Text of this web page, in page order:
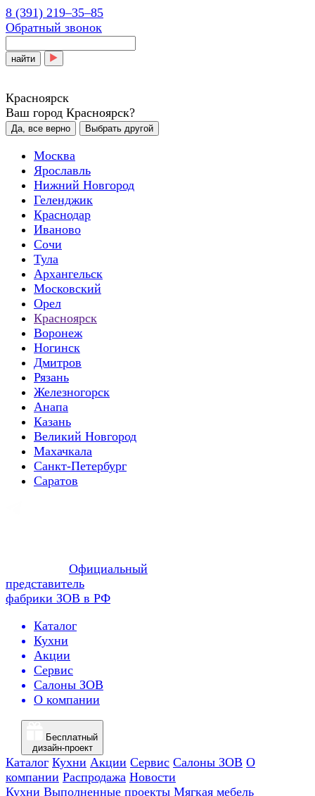
8 (391) 219‒35‒85
Обратный звонок
найти
Красноярск
Ваш город Красноярск?
Да, все верно Выбрать другой
Москва
Ярославль
Нижний Новгород
Геленджик
Краснодар
Иваново
Сочи
Тула
Архангельск
Московский
Орел
Красноярск
Воронеж
Ногинск
Дмитров
Рязань
Железногорск
Анапа
Казань
Великий Новгород
Махачкала
Санкт-Петербург
Саратов
Официальный
представитель
фабрики ЗОВ в РФ
Каталог
Кухни
Акции
Сервис
Салоны ЗОВ
О компании
Бесплатный
дизайн-проект
Каталог Кухни Акции Сервис Салоны ЗОВ О
компании Распродажа Новости
Кухни Выполненные проекты Мягкая мебель